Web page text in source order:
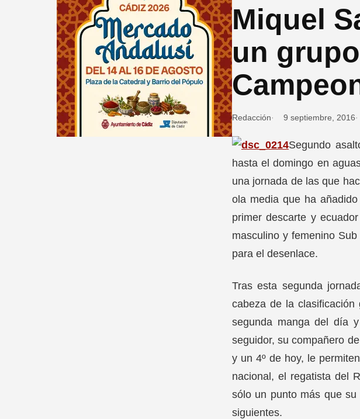
Miquel
un
Redacción 9 septiembre, 2016
Segundo
hasta el domingo en
una jornada de las que
ola media que ha
primer descarte y
masculino y femenino
para el desenlace.
Tras esta segunda
cabeza de la clasificación
segunda manga del día
seguidor, su compañero
y un 4º de hoy, le
nacional, el regatista del
sólo un punto más que
siguientes.